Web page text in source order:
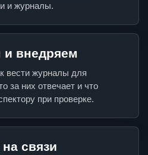
и журналы.
и внедряем
вести журналы для
за них отвечает и что
при проверке.
связи